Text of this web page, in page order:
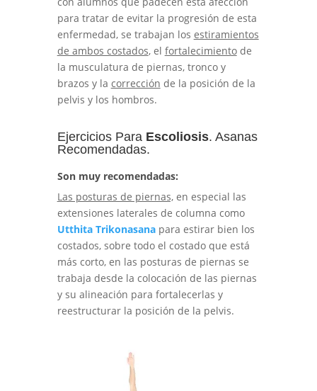
para tratar de evitar la progresión de esta
enfermedad, se trabajan los estiramientos
de ambos costados, el fortalecimientode
la musculatura de piernas, tronco y
brazos y la corrección de la posición de la
pelvis y los hombros.
Ejercicios Para Escoliosis. Asanas
Recomendadas.
Son muy recomendadas:
Las posturas de piernas,en especial las
extensiones laterales de columna como
Utthita Trikonasanapara estirar bien los
costados, sobre todo el costado que está
más corto, en las posturas de piernas se
trabaja desde la colocación de las piernas
y su alineación para fortalecerlas y
reestructurar la posición de la pelvis.